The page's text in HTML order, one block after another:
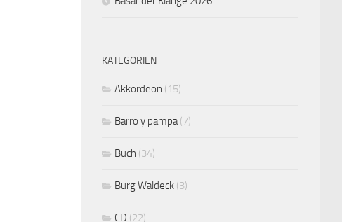
KATEGORIEN
Akkordeon (15)
Barro y pampa (7)
Buch (34)
Burg Waldeck (3)
CD (22)